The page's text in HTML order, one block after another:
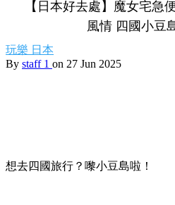
【日本好去處】魔女宅急
風情 四國小豆
玩樂 日本
By staff 1 on 27 Jun 2025
想去四國旅行？嚟小豆島啦！